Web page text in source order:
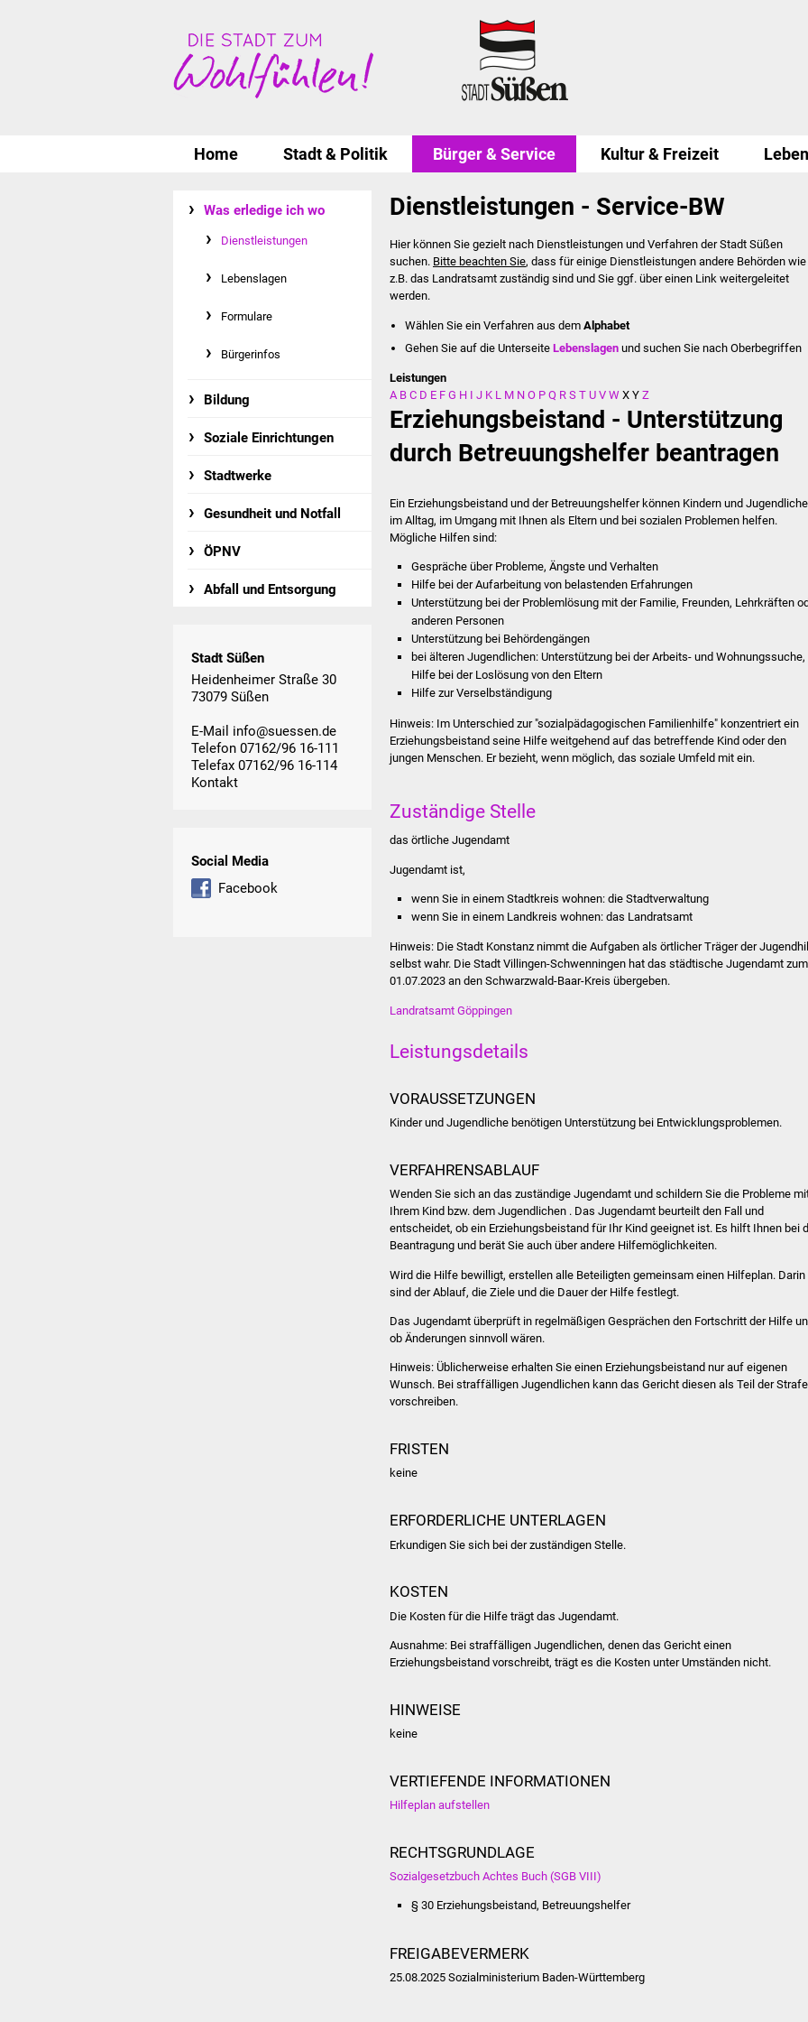
Home Stadt & Politik Bürger & Service Kultur & Freizeit
Was erledige ich wo
Dienstleistungen
Lebenslagen
Formulare
Bürgerinfos
Bildung
Soziale Einrichtungen
Stadtwerke
Gesundheit und Notfall
ÖPNV
Abfall und Entsorgung
Stadt Süßen
Heidenheimer Straße 30
73079 Süßen
E-Mail info@suessen.de
Telefon 07162/96 16-111
Telefax 07162/96 16-114
Kontakt
Social Media
Facebook
Dienstleistungen - Service-BW
Hier können Sie gezielt nach Dienstleistungen und Verfahren der Stadt Süßen
suchen. Bitte beachten Sie, dass für einige Dienstleistungen andere Behörden wie
z.B. das Landratsamt zuständig sind und Sie ggf. über einen Link weitergeleitet
werden.
Wählen Sie ein Verfahren aus dem Alphabet
Gehen Sie auf die UnterseiteLebenslagen und suchen Sie nach Oberbegriffen
Leistungen
A B C D E F G H I J K L M N O P Q R S T U V W X Y Z
Erziehungsbeistand - Unterstützung
durch Betreuungshelfer beantragen
Ein Erziehungsbeistand und der Betreuungshelfer können Kindern und
im Alltag, im Umgang mit Ihnen als Eltern und bei sozialen Problemen helfen.
Mögliche Hilfen sind:
Gespräche über Probleme, Ängste und Verhalten
Hilfe bei der Aufarbeitung von belastenden Erfahrungen
Unterstützung bei der Problemlösung mit der Familie, Freunden, Lehrkräften
anderen Personen
Unterstützung bei Behördengängen
bei älteren Jugendlichen: Unterstützung bei der Arbeits- und Wohnungssuche,
Hilfe bei der Loslösung von den Eltern
Hilfe zur Verselbständigung
Hinweis: Im Unterschied zur "sozialpädagogischen Familienhilfe" konzentriert ein
Erziehungsbeistand seine Hilfe weitgehend auf das betreffende Kind oder den
jungen Menschen. Er bezieht, wenn möglich, das soziale Umfeld mit ein.
Zuständige Stelle
das örtliche Jugendamt
Jugendamt ist,
wenn Sie in einem Stadtkreis wohnen: die Stadtverwaltung
wenn Sie in einem Landkreis wohnen: das Landratsamt
Hinweis: Die Stadt Konstanz nimmt die Aufgaben als örtlicher Träger der
selbst wahr. Die Stadt Villingen-Schwenningen hat das städtische Jugendamt zum
01.07.2023 an den Schwarzwald-Baar-Kreis übergeben.
Landratsamt Göppingen
Leistungsdetails
VORAUSSETZUNGEN
Kinder und Jugendliche benötigen Unterstützung bei Entwicklungsproblemen.
VERFAHRENSABLAUF
Wenden Sie sich an das zuständige Jugendamt und schildern Sie die Probleme
Ihrem Kind bzw. dem Jugendlichen . Das Jugendamt beurteilt den Fall und
entscheidet, ob ein Erziehungsbeistand für Ihr Kind geeignet ist. Es hilft Ihnen bei
Beantragung und berät Sie auch über andere Hilfemöglichkeiten.
Wird die Hilfe bewilligt, erstellen alle Beteiligten gemeinsam einen Hilfeplan. Darin
sind der Ablauf, die Ziele und die Dauer der Hilfe festlegt.
Das Jugendamt überprüft in regelmäßigen Gesprächen den Fortschritt der Hilfe
ob Änderungen sinnvoll wären.
Hinweis: Üblicherweise erhalten Sie einen Erziehungsbeistand nur auf eigenen
Wunsch. Bei straffälligen Jugendlichen kann das Gericht diesen als Teil der Strafe
vorschreiben.
FRISTEN
keine
ERFORDERLICHE UNTERLAGEN
Erkundigen Sie sich bei der zuständigen Stelle.
KOSTEN
Die Kosten für die Hilfe trägt das Jugendamt.
Ausnahme: Bei straffälligen Jugendlichen, denen das Gericht einen
Erziehungsbeistand vorschreibt, trägt es die Kosten unter Umständen nicht.
HINWEISE
keine
VERTIEFENDE INFORMATIONEN
Hilfeplan aufstellen
RECHTSGRUNDLAGE
Sozialgesetzbuch Achtes Buch (SGB VIII)
§ 30 Erziehungsbeistand, Betreuungshelfer
FREIGABEVERMERK
25.08.2025 Sozialministerium Baden-Württemberg